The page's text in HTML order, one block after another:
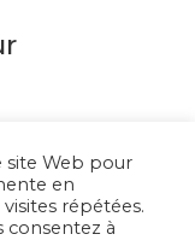
site Web pour
en
répétées.
consentez à